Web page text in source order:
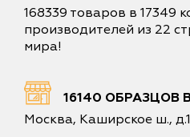
168339 товаров в 17349
производителей из 22
мира!
16140 ОБРАЗЦОВ
Москва, Каширское ш.,